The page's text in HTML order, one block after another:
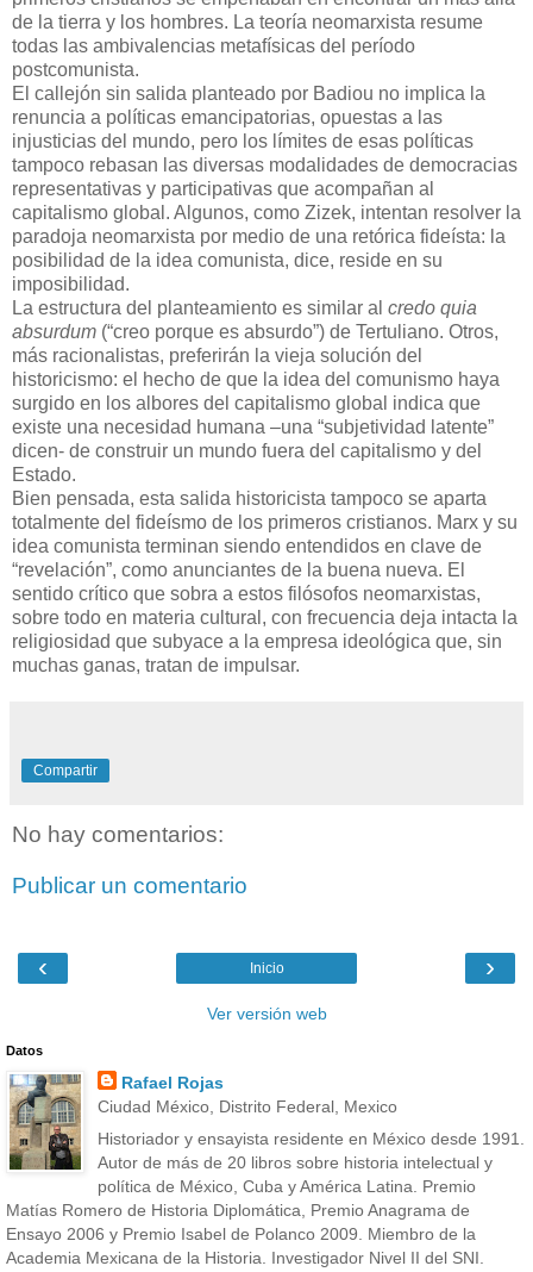
de la tierra y los hombres. La teoría neomarxista resume
todas las ambivalencias metafísicas del período
postcomunista.
El callejón sin salida planteado por Badiou no implica la
renuncia a políticas emancipatorias, opuestas a las
injusticias del mundo, pero los límites de esas políticas
tampoco rebasan las diversas modalidades de democracias
representativas y participativas que acompañan al
capitalismo global. Algunos, como Zizek, intentan resolver la
paradoja neomarxista por medio de una retórica fideísta: la
posibilidad de la idea comunista, dice, reside en su
imposibilidad.
La estructura del planteamiento es similar al credo quia
absurdum (“creo porque es absurdo”) de Tertuliano. Otros,
más racionalistas, preferirán la vieja solución del
historicismo: el hecho de que la idea del comunismo haya
surgido en los albores del capitalismo global indica que
existe una necesidad humana –una “subjetividad latente”
dicen- de construir un mundo fuera del capitalismo y del
Estado.
Bien pensada, esta salida historicista tampoco se aparta
totalmente del fideísmo de los primeros cristianos. Marx y su
idea comunista terminan siendo entendidos en clave de
“revelación”, como anunciantes de la buena nueva. El
sentido crítico que sobra a estos filósofos neomarxistas,
sobre todo en materia cultural, con frecuencia deja intacta la
religiosidad que subyace a la empresa ideológica que, sin
muchas ganas, tratan de impulsar.
Compartir
No hay comentarios:
Publicar un comentario
‹ ›
Inicio
Ver versión web
Datos
Rafael Rojas
Ciudad México, Distrito Federal, Mexico
Historiador y ensayista residente en México desde 1991.
Autor de más de 20 libros sobre historia intelectual y
política de México, Cuba y América Latina. Premio
Matías Romero de Historia Diplomática, Premio Anagrama de
Ensayo 2006 y Premio Isabel de Polanco 2009. Miembro de la
Academia Mexicana de la Historia. Investigador Nivel II del SNI.